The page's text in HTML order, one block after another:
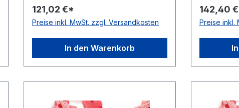
Drives Ausführung: ohne
Metallnieten antistatisch: nein
Gewebeeinlagen Farbe: rot
Rollenlänge: 30, 10 bzw. 2
121,02 €*
Preise inkl. MwSt. zzgl. Versandkosten
In den Warenkorb
Drives
142,40
Preise inkl.